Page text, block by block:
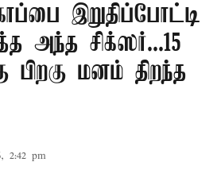
இறுதிப்போட்டி
அந்த சிக்ஸர்...15
மனம் திறந்த
2:42 pm